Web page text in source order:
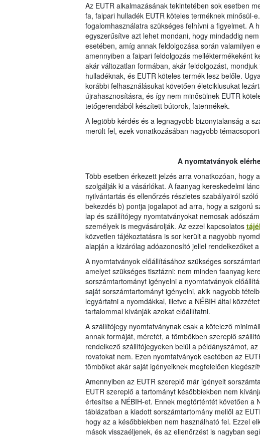
Az EUTR alkalmazásának tekintetében sok esetben
fa, faipari hulladék EUTR köteles terméknek minősül-
fogalomhasználatra szükséges felhívni a figyelmet. A
egyszerűsítve azt lehet mondani, hogy mindaddig
esetében, amíg annak feldolgozása során valamilyen
amennyiben a faipari feldolgozás melléktermékeként
akár változatlan formában, akár feldolgozást,
hulladéknak, és EUTR köteles termék lesz belőle.
korábbi felhasználásukat követően életciklusukat
újrahasznosításra, és így nem minősülnek EUTR
tetőgerendából készített bútorok, fatermékek.
A legtöbb kérdés és a legnagyobb bizonytalanság a
merült fel, ezek vonatkozásában nagyobb
A nyomtatványok
Több esetben érkezett jelzés arra vonatkozóan, hogy
szolgálják ki a vásárlókat. A faanyag kereskedelmi
nyilvántartás és ellenőrzés részletes szabályairól
bekezdés b) pontja jogalapot ad arra, hogy a szigorú
lap és szállítójegy nyomtatványokat nemcsak
személyek is megvásárolják. Az ezzel kapcsolatos
közvetlen tájékoztatásra is sor került a nagyobb
alapján a kizárólag adóazonosító jellel rendelkezőket
A nyomtatványok előállításához szükséges
amelyet szükséges tisztázni: nem minden faanyag
sorszámtartományt igényelni a nyomtatványok
saját sorszámtartományt igényelni, akik nagyobb
legyártatni a nyomdákkal, illetve a NÉBIH által
tartalommal kívánják azokat előállítatni.
A szállítójegy nyomtatványnak csak a kötelező
annak formáját, méretét, a tömbökben szereplő
rendelkező szállítójegyeken belül a példányszámot,
rovatokat nem. Ezen nyomtatványok esetében az
tömböket akár saját igényeiknek megfelelően
Amennyiben az EUTR szereplő már igényelt
EUTR szereplő a tartományt későbbiekben nem
értesítse a NÉBIH-et. Ennek megtörténtét követően a
táblázatban a kiadott sorszámtartomány mellől az
hogy az a későbbiekben nem használható fel. Ezzel
mások visszaéljenek, és az ellenőrzést is nagyban